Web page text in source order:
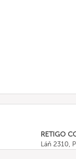
RETIGO
Láň 2310,